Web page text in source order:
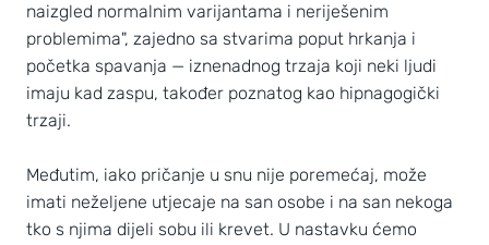
naizgled normalnim varijantama i neriješenim
problemima", zajedno sa stvarima poput hrkanja i
početka spavanja — iznenadnog trzaja koji neki ljudi
imaju kad zaspu, također poznatog kao hipnagogički
trzaji.
Međutim, iako pričanje u snu nije poremećaj, može
imati neželjene utjecaje na san osobe i na san nekoga
tko s njima dijeli sobu ili krevet. U nastavku ćemo